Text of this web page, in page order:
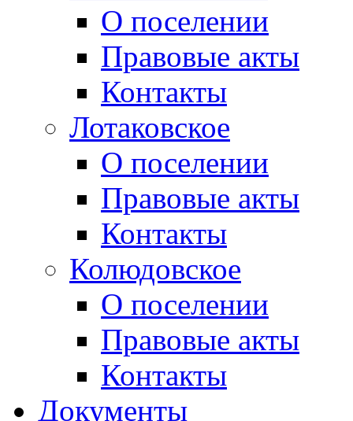
О поселении
Правовые акты
Контакты
Лотаковское
О поселении
Правовые акты
Контакты
Колюдовское
О поселении
Правовые акты
Контакты
Документы